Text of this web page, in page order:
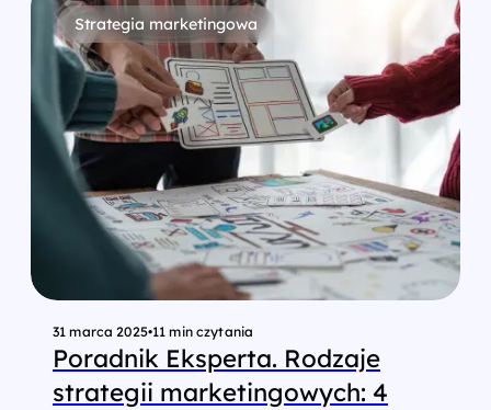
Strategia marketingowa
31 marca 2025•11 min czytania
Poradnik Eksperta. Rodzaje
strategii marketingowych: 4